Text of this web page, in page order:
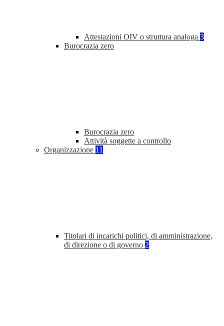
Attestazioni OIV o struttura analoga 3
Burocrazia zero
Burocrazia zero
Attività soggette a controllo
Organizzazione 11
Titolari di incarichi politici, di amministrazione,
di direzione o di governo 2